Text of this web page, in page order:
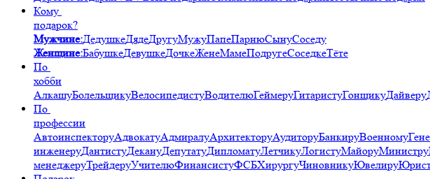
Кому
подарок?
Мужчине:ДедушкеДядеДругуМужуПапеПарнюСынуСоседу
Женщине:БабушкеДевушкеДочкеЖенеМамеПодругеСоседкеТёте
По
хобби
АлкашуБолельщикуВелосипедистуВодителюГеймеруГитаристуГонщикуДайверу
По
профессии
АвтоинспекторуАдвокатуАдмиралуАрхитекторуАудиторуБанкируВоенному
инженеруДантистуДекануДепутатуДипломатуЛетчикуЛогистуМайоруМинистру
менеджеруТрейдеруУчителюФинансистуФСБХирургуЧиновникуЮвелиру